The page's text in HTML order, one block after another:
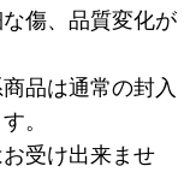
傷、品質変化が
品は通常の封入
。
受け出来ませ